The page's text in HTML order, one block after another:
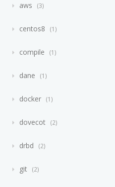
aws 3
centos8 1
compile 1
dane 1
docker 1
dovecot 2
drbd 2
git 2